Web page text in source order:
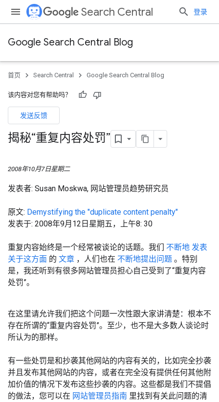
Search Central 登录
Google Search Central Blog
首页 Search Central Google Search Central Blog
该内容对您有帮助吗？
发送反馈
揭秘“重复内容处罚”
2008年10月7日星期二
发表者: Susan Moskwa, 网站管理员趋势研究员
原文: Demystifying the "duplicate content penalty"
发表于: 2008年9月12日星期五，上午8: 30
重复内容始终是一个经常被谈论的话题。我们 不断地 发表
关于这方面 的 文章 ，人们也在 不断地提出问题 。特别
是，我还听到有很多网站管理员担心自己受到了“重复内容
处罚”。
在这里请允许我们把这个问题一次性跟大家讲清楚：根本不
存在所谓的“重复内容处罚”。至少，也不是大多数人谈论时
所认为的那样。
有一些处罚是和抄袭其他网站的内容有关的，比如完全抄袭
并且发布其他网站的内容，或者在完全没有提供任何其他附
加价值的情况下发布这些抄袭的内容。这些都是我们不提倡
的做法，您可以在 网站管理员指南 里找到有关此问题的清